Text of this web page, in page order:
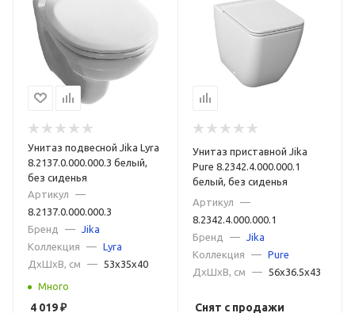
Унитаз подвесной Jika Lyra
8.2137.0.000.000.3 белый,
без сиденья
Артикул
—
8.2137.0.000.000.3
Бренд
—
Jika
Коллекция
— Lyra
ДxШxВ, см
— 53x35x40
Много
4 019₽
Унитаз приставной Jika
Pure 8.2342.4.000.000.1
белый, без сиденья
Артикул
—
8.2342.4.000.000.1
Бренд
—
Jika
Коллекция
—
Pure
ДxШxВ, см
— 56x36.5x43
Снят с продажи